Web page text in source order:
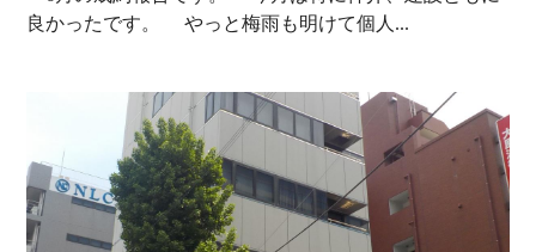
良かったです。 やっと梅雨も明けて個人...